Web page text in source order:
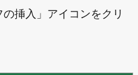
の挿入」アイコンをクリ